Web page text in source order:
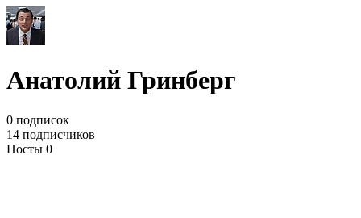
Анатолий Гринберг
0 подписок
14 подписчиков
Посты 0